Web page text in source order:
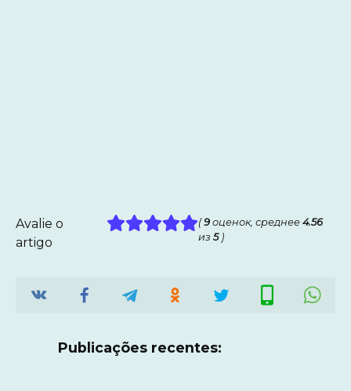
Avalie o
artigo
(9 оценок, среднее4.56
из5)
Publicações recentes: